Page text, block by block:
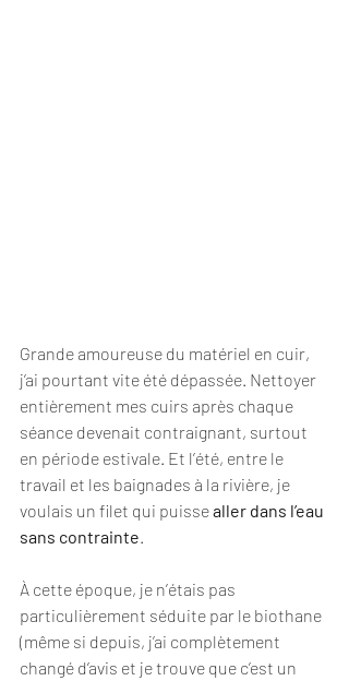
Grande amoureuse du matériel en cuir,
j’ai pourtant vite été dépassée. Nettoyer
entièrement mes cuirs après chaque
séance devenait contraignant, surtout
en période estivale. Et l’été, entre le
travail et les baignades à la rivière, je
voulais un filet qui puisse aller dans l’eau
sans contrainte.
À cette époque, je n’étais pas
particulièrement séduite par le biothane
(même si depuis, j’ai complètement
changé d’avis et je trouve que c’est un